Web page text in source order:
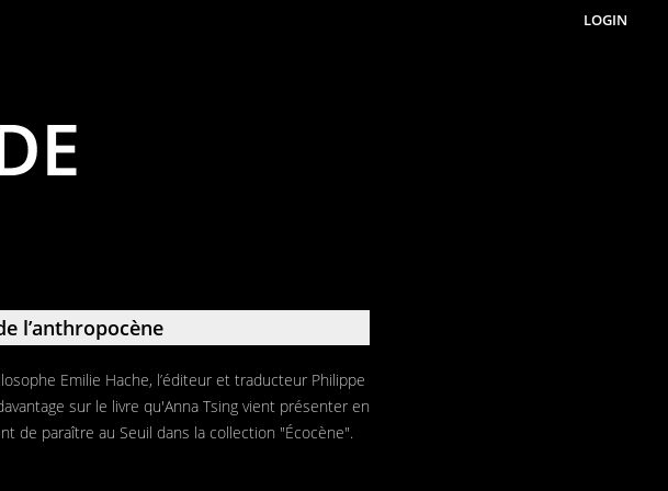
LOGIN
l’anthropocène
Emilie Hache, l’éditeur et traducteur Philippe
sur le livre qu'Anna Tsing vient présenter en
de paraître au Seuil dans la collection "Écocène".